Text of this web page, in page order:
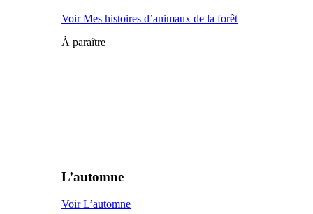
Voir Mes histoires d’animaux de la forêt
À paraître
L’automne
Voir L’automne